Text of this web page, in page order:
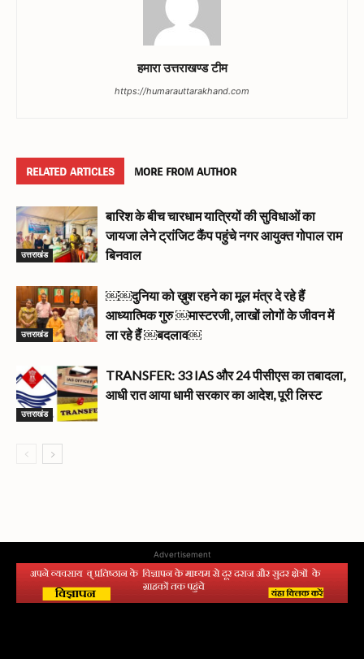
हमारा उत्तराखण्ड टीम
https://humarauttarakhand.com
RELATED ARTICLES MORE FROM AUTHOR
उत्तराखंड
बारिश के बीच चारधाम यात्रियों की सुविधाओं का
जायजा लेने ट्रांजिट कैंप पहुंचे नगर आयुक्त गोपाल राम
बिनवाल
उत्तराखंड
￼￼दुनिया को ख़ुश रहने का मूल मंत्र दे रहे हैं
आध्यात्मिक गुरु ￼मास्टरजी, लाखों लोगों के जीवन में
ला रहे हैं ￼बदलाव￼
उत्तराखंड
TRANSFER: 33 IAS और 24 पीसीएस का तबादला,
आधी रात आया धामी सरकार का आदेश, पूरी लिस्ट
Advertisement